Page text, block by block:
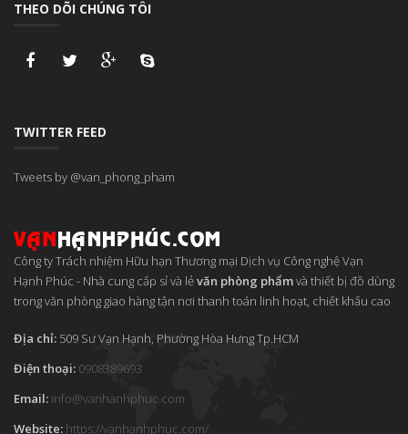
THEO DÕI CHÚNG TÔI
TWITTER FEED
Tweets by @van_phong_pham
Công ty Trách nhiệm Hữu hạn Thương mại Dịch vụ Công nghệ Vạn
Hạnh Phúc - Nhà cung cấp sỉ và lẻvăn phòng phẩmvà thiết bị đồ dùng
trong văn phòng giao hàng tận nơi thanh toán linh hoạt, chiết khấu cao
Địa chỉ: 509 Sư Vạn Hạnh, Phường Hòa HưngTp.HCM
Điện thoại: 0908389693
Email: info@vanhanhphuc.com
Website: https://vanhanhphuc.com/